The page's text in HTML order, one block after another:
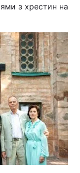
з хрестин на